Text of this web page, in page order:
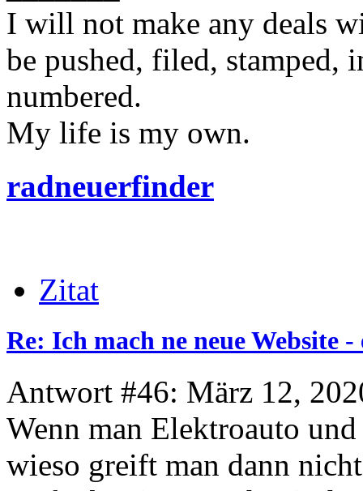
I will not make any deals
be pushed, filed, stamped,
numbered.
My life is my own.
radneuerfinder
Zitat
Re: Ich mach ne neue Website -
Antwort #46: März 12,
Wenn man Elektroauto
wieso greift man dann